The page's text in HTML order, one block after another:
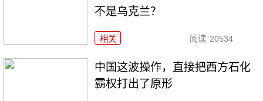
不是乌克兰？
相关 阅读 20534
中国这波操作，直接把西方石化
霸权打出了原形